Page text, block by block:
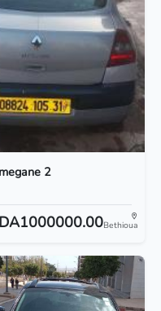
megane 2
DA1000000.00Bethioua